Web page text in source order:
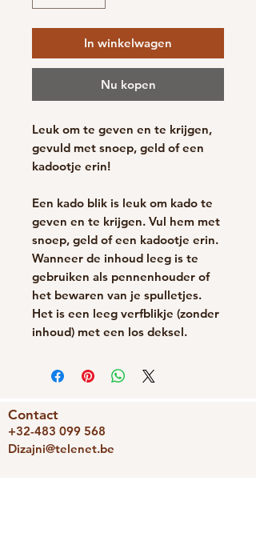
In winkelwagen
Nu kopen
Leuk om te geven en te krijgen,
gevuld met snoep, geld of een
kadootje erin!
Een kado blik is leuk om kado te
geven en te krijgen. Vul hem met
snoep, geld of een kadootje erin.
Wanneer de inhoud leeg is te
gebruiken als pennenhouder of
het bewaren van je spulletjes.
Het is een leeg verfblikje (zonder
inhoud) met een los deksel.
Contact
+32-483 099 568
Dizajni@telenet.be